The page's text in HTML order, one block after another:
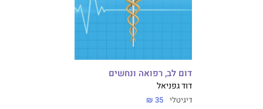
דום לב, רפואה ונחשים
דוד גפניאל
דיגיטלי 35 ₪